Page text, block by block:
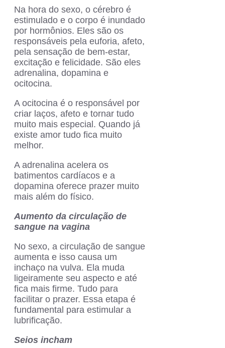
Na hora do sexo, o cérebro é
estimulado e o corpo é inundado
por hormônios. Eles são os
responsáveis pela euforia, afeto,
pela sensação de bem-estar,
excitação e felicidade. São eles
adrenalina, dopamina e
ocitocina.
A ocitocina é o responsável por
criar laços, afeto e tornar tudo
muito mais especial. Quando já
existe amor tudo fica muito
melhor.
A adrenalina acelera os
batimentos cardíacos e a
dopamina oferece prazer muito
mais além do físico.
Aumento da circulação de
sangue na vagina
No sexo, a circulação de sangue
aumenta e isso causa um
inchaço na vulva. Ela muda
ligeiramente seu aspecto e até
fica mais firme. Tudo para
facilitar o prazer. Essa etapa é
fundamental para estimular a
lubrificação.
Seios incham